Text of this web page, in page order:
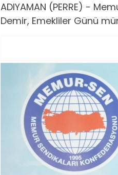
ADIYAMAN (PERRE) -
Demir, Emekliler Günü